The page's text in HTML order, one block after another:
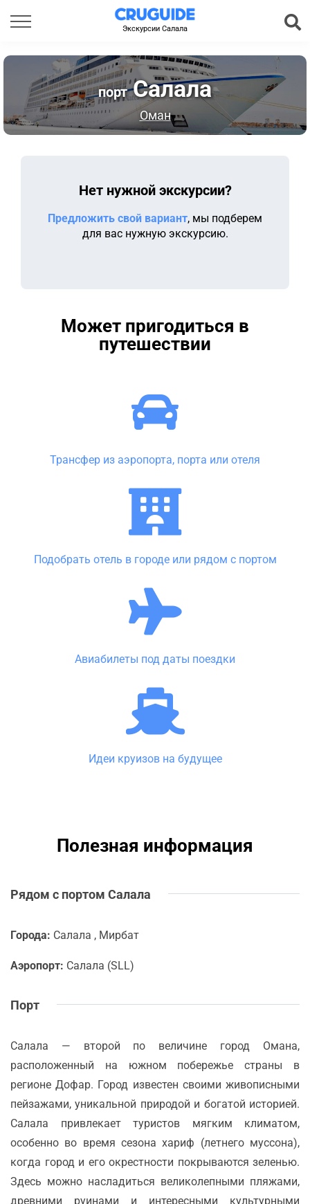
Экскурсии Салала
портСалала
Оман
Нет нужной экскурсии?
Предложить свой вариант, мы подберем
для вас нужную экскурсию.
Может пригодиться в
путешествии
Трансфер из аэропорта, порта или отеля
Подобрать отель в городе или рядом с портом
Авиабилеты под даты поездки
Идеи круизов на будущее
Полезная информация
Рядом с портом Салала
Города: Салала , Мирбат
Аэропорт: Салала (SLL)
Порт
Салала — второй по величине город Омана,
расположенный на южном побережье страны в
регионе Дофар. Город известен своими живописными
пейзажами, уникальной природой и богатой историей.
Салала привлекает туристов мягким климатом,
особенно во время сезона хариф (летнего муссона),
когда город и его окрестности покрываются зеленью.
Здесь можно насладиться великолепными пляжами,
древними руинами и интересными культурными